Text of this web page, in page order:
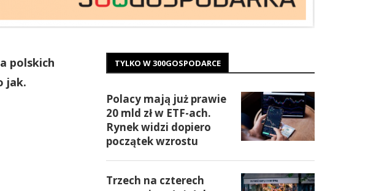
polskich
jak.
TYLKO W 300GOSPODARCE
Polacy mają już prawie
20 mld zł w ETF-ach.
Rynek widzi dopiero
początek wzrostu
Trzech na czterech